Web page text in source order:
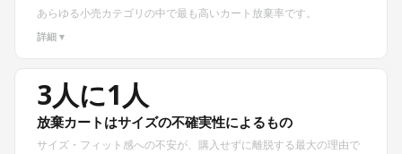
あらゆる小売カテゴリの中で最も高いカート放棄率です。
詳細 ▾
3人に1人
放棄カートはサイズの不確実性によるもの
サイズ・フィット感への不安が、購入せずに離脱する最大の理由で